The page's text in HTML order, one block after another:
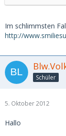
Im schlimmsten
http://
Schüler
5. Oktober 2012
Hallo